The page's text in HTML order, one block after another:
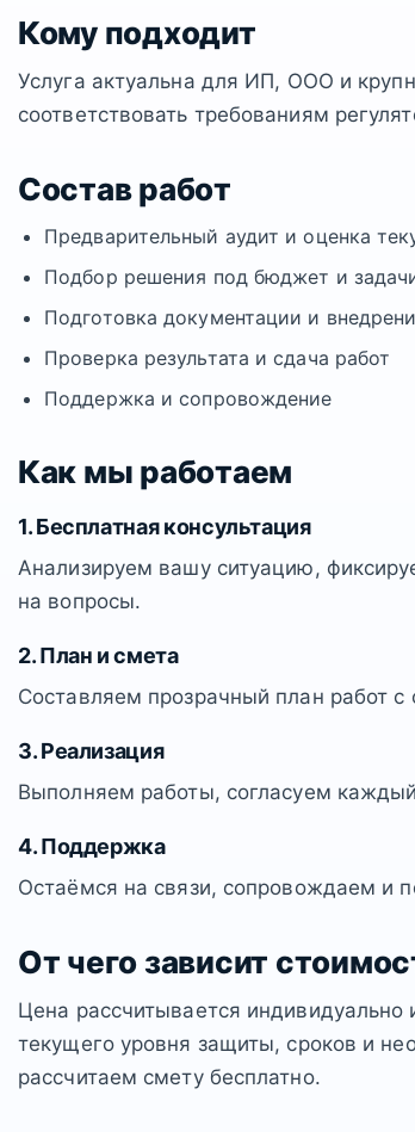
Кому подходит
Услуга актуальна для ИП, ООО и
соответствовать требованиям
Состав работ
Предварительный аудит и оценка
Подбор решения под бюджет и
Подготовка документации и
Проверка результата и сдача работ
Поддержка и сопровождение
Как мы работаем
1. Бесплатная консультация
Анализируем вашу ситуацию,
на вопросы.
2. План и смета
Составляем прозрачный план работ
3. Реализация
Выполняем работы, согласуем
4. Поддержка
Остаёмся на связи, сопровождаем и
От чего зависит
Цена рассчитывается индивидуально
текущего уровня защиты, сроков и
рассчитаем смету бесплатно.